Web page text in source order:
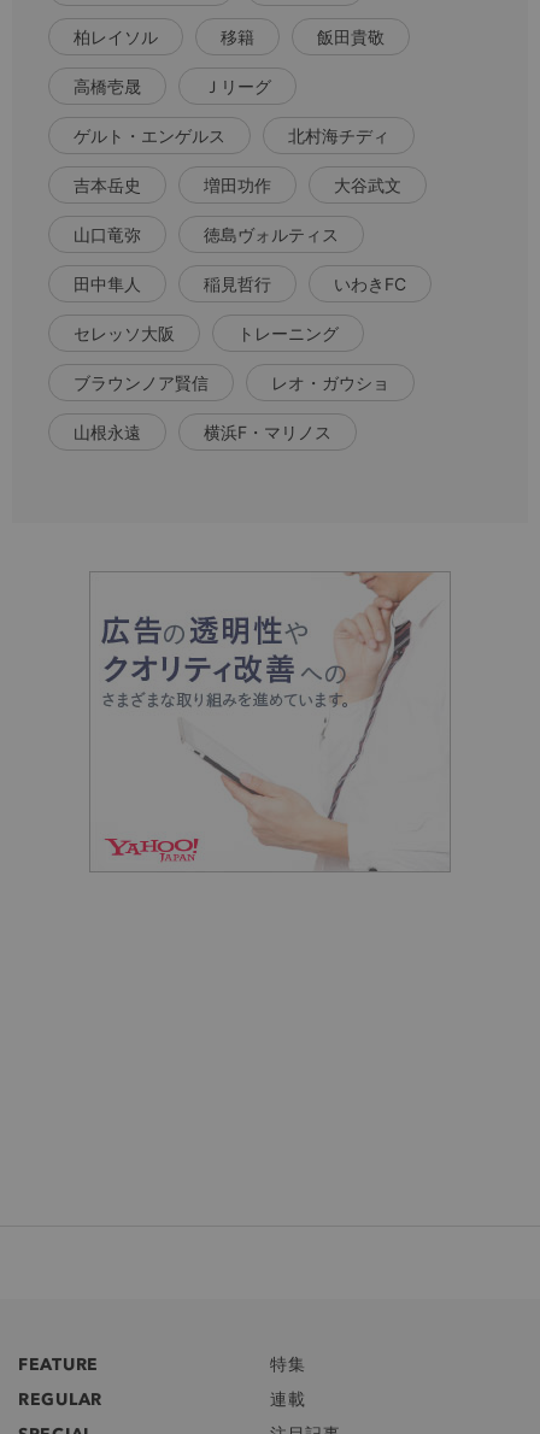
柏レイソル 移籍 飯田貴敬
高橋壱晟 Ｊリーグ
ゲルト・エンゲルス 北村海チディ
吉本岳史 増田功作 大谷武文
山口竜弥 徳島ヴォルティス
田中隼人 稲見哲行 いわきFC
セレッソ大阪 トレーニング
ブラウンノア賢信 レオ・ガウショ
山根永遠 横浜F・マリノス
FEATURE
特集
REGULAR
連載